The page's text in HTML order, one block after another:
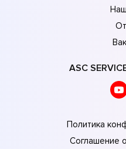
ASC
Политика
Соглашение